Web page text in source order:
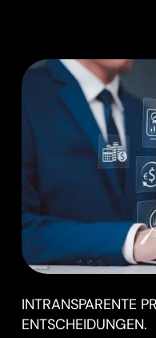
INTRANSPARENTE
ENTSCHEIDUNGEN.